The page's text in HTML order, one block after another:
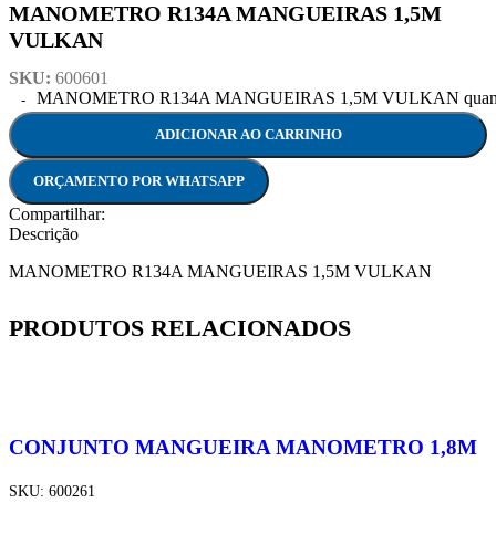
MANOMETRO R134A MANGUEIRAS 1,5M
VULKAN
SKU: 600601
MANOMETRO R134A MANGUEIRAS 1,5M VULKAN
ADICIONAR AO CARRINHO
ORÇAMENTO POR WHATSAPP
Compartilhar:
Descrição
MANOMETRO R134A MANGUEIRAS 1,5M VULKAN
PRODUTOS RELACIONADOS
CONJUNTO MANGUEIRA MANOMETRO 1,8M
SKU: 600261